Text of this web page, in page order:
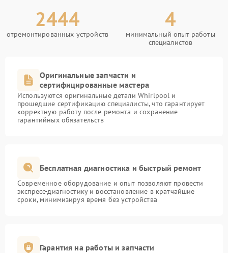
2444
отремонтированных устройств
4
минимальный опыт работы
специалистов
Оригинальные запчасти и
сертифицированные мастера
Используются оригинальные детали Whirlpool и
прошедшие сертификацию специалисты, что гарантирует
корректную работу после ремонта и сохранение
гарантийных обязательств
Бесплатная диагностика и быстрый ремонт
Современное оборудование и опыт позволяют провести
экспресс-диагностику и восстановление в кратчайшие
сроки, минимизируя время без устройства
Гарантия на работы и запчасти